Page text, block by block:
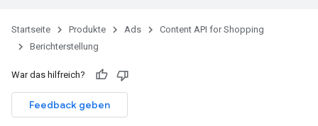
Startseite Produkte Ads
Content API for Shopping
Berichterstellung
War das hilfreich?
Feedback geben